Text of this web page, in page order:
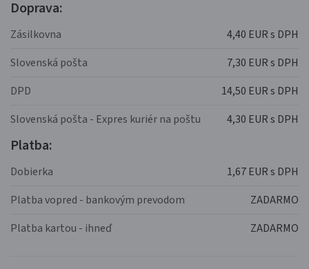
Doprava:
Zásilkovna
4,40 EUR s DPH
Slovenská pošta
7,30 EUR s DPH
DPD
14,50 EUR s DPH
Slovenská pošta - Expres kuriér na poštu
4,30 EUR s DPH
Platba:
Dobierka
1,67 EUR s DPH
Platba vopred - bankovým prevodom
ZADARMO
Platba kartou - ihneď
ZADARMO